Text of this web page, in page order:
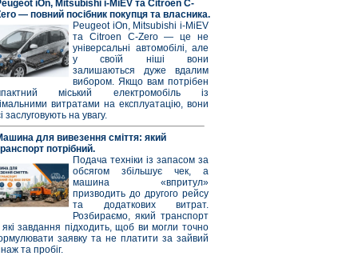
iOn, Mitsubishi i-MiEV та Citroen C-
— повний посібник покупця та власника.
Peugeot iOn, Mitsubishi i-MiEV
та Citroen C-Zero — це не
універсальні автомобілі, але
у своїй ніші вони
залишаються дуже вдалим
вибором. Якщо вам потрібен
міський електромобіль із
витратами на експлуатацію, вони
заслуговують на увагу.
для вивезення сміття: який
потрібний.
Подача техніки із запасом за
обсягом збільшує чек, а
машина «впритул»
призводить до другого рейсу
та додаткових витрат.
Розбираємо, який транспорт
які завдання підходить, щоб ви могли точно
заявку та не платити за зайвий
та пробіг.